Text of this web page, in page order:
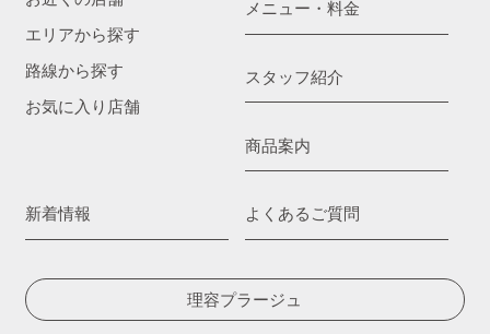
エリアから探す
路線から探す
お気に入り店舗
メニュー・料金
スタッフ紹介
商品案内
新着情報 よくあるご質問
理容プラージュ